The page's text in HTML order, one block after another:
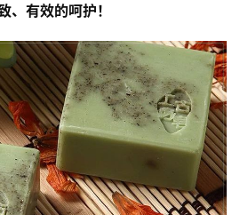
、有效的呵护！